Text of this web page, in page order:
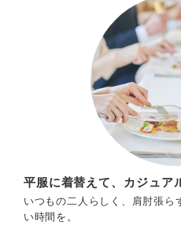
平服に着替えて、カジュア
いつもの二人らしく、肩肘張ら
い時間を。